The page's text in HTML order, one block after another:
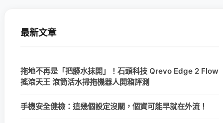
最新文章
拖地不再是「把髒水抹開」！石頭科技 Qrevo Edge 2 Flow
搖滾天王 滾筒活水掃拖機器人開箱評測
手機安全健檢：這幾個設定沒關，個資可能早就在外流！